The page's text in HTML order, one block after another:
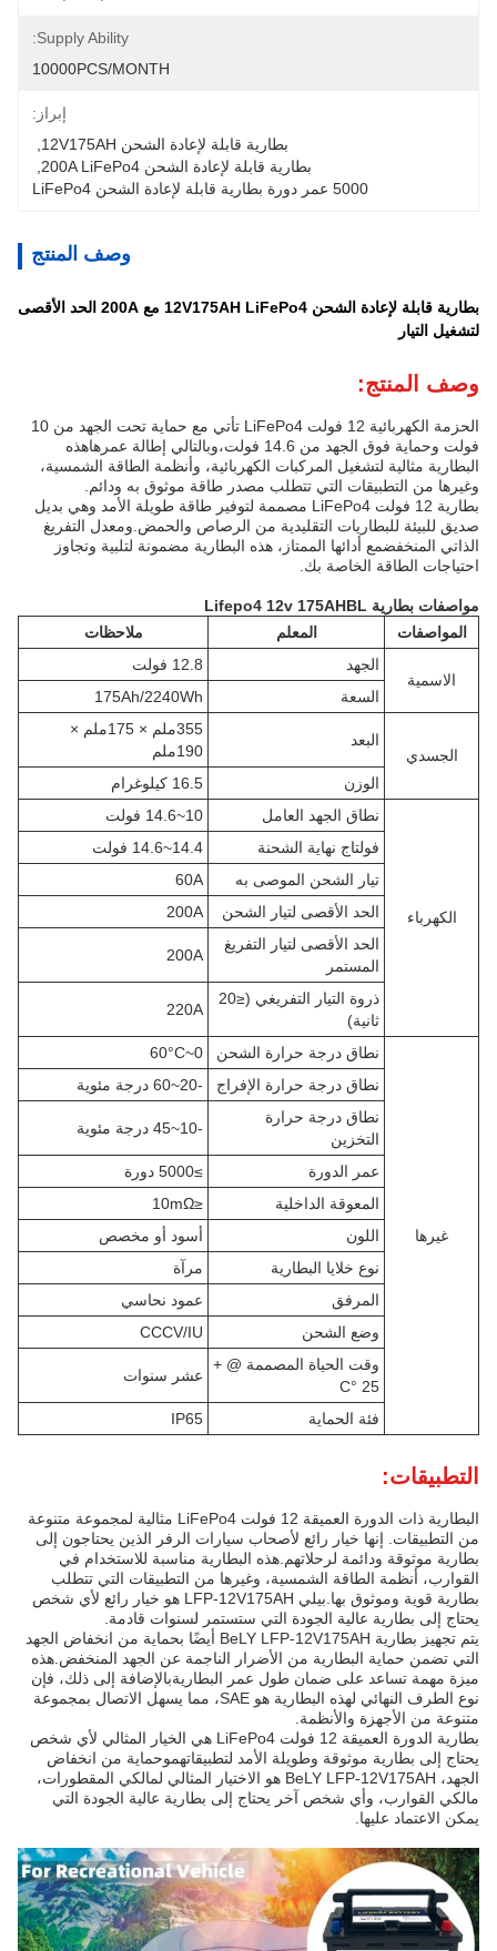
Supply Ability:
10000PCS/MONTH
إبراز:
بطارية قابلة لإعادة الشحن 12V175AH
بطارية قابلة لإعادة الشحن 200A LiFePo4
5000 عمر دورة بطارية قابلة لإعادة الشحن LiFePo4
وصف المنتج
بطارية قابلة لإعادة الشحن 12V175AH LiFePo4 مع 200A الحد الأقصى
لتشغيل التيار
وصف المنتج:
الحزمة الكهربائية 12 فولت LiFePo4 تأتي مع حماية تحت الجهد من 10
فولت وحماية فوق الجهد من 14.6 فولت،وبالتالي إطالة عمرهاهذه
البطارية مثالية لتشغيل المركبات الكهربائية، وأنظمة الطاقة الشمسية،
وغيرها من التطبيقات التي تتطلب مصدر طاقة موثوق به ودائم.
بطارية 12 فولت LiFePo4 مصممة لتوفير طاقة طويلة الأمد وهي بديل
صديق للبيئة للبطاريات التقليدية من الرصاص والحمض.ومعدل التفريغ
الذاتي المنخفضمع أدائها الممتاز، هذه البطارية مضمونة لتلبية وتجاوز
احتياجات الطاقة الخاصة بك.
مواصفات بطارية Lifepo4 12v 175AHBL
المواصفات
المعلم ملاحظات
الاسمية
الجهد
12.8 فولت
السعة
175Ah/2240Wh
الجسدي
البعد
355ملم × 175ملم ×
190ملم
الوزن
16.5 كيلوغرام
الكهرباء
نطاق الجهد العامل
10~14.6 فولت
فولتاج نهاية الشحنة
14.4~14.6 فولت
تيار الشحن الموصى به
60A
الحد الأقصى لتيار الشحن
200A
الحد الأقصى لتيار التفريغ
المستمر
200A
ذروة التيار التفريغي (≤20
ثانية)
220A
غيرها
نطاق درجة حرارة الشحن
0~60°C
نطاق درجة حرارة الإفراج
-20~60 درجة مئوية
نطاق درجة حرارة
التخزين
-10~45 درجة مئوية
عمر الدورة
≥5000 دورة
المعوقة الداخلية
≤10mΩ
اللون
أسود أو مخصص
نوع خلايا البطارية
مرآة
المرفق
عمود نحاسي
وضع الشحن
CCCV/IU
وقت الحياة المصممة @ +
25 °C
عشر سنوات
فئة الحماية IP65
التطبيقات:
البطارية ذات الدورة العميقة 12 فولت LiFePo4 مثالية لمجموعة متنوعة
من التطبيقات. إنها خيار رائع لأصحاب سيارات الرفر الذين يحتاجون إلى
بطارية موثوقة ودائمة لرحلاتهم.هذه البطارية مناسبة للاستخدام في
القوارب، أنظمة الطاقة الشمسية، وغيرها من التطبيقات التي تتطلب
بطارية قوية وموثوق بها.بيلي LFP-12V175AH هو خيار رائع لأي شخص
يحتاج إلى بطارية عالية الجودة التي ستستمر لسنوات قادمة.
يتم تجهيز بطارية BeLY LFP-12V175AH أيضًا بحماية من انخفاض الجهد
التي تضمن حماية البطارية من الأضرار الناجمة عن الجهد المنخفض.هذه
ميزة مهمة تساعد على ضمان طول عمر البطاريةبالإضافة إلى ذلك، فإن
نوع الطرف النهائي لهذه البطارية هو SAE، مما يسهل الاتصال بمجموعة
متنوعة من الأجهزة والأنظمة.
بطارية الدورة العميقة 12 فولت LiFePo4 هي الخيار المثالي لأي شخص
يحتاج إلى بطارية موثوقة وطويلة الأمد لتطبيقاتهموحماية من انخفاض
الجهد، BeLY LFP-12V175AH هو الاختيار المثالي لمالكي المقطورات،
مالكي القوارب، وأي شخص آخر يحتاج إلى بطارية عالية الجودة التي
يمكن الاعتماد عليها.